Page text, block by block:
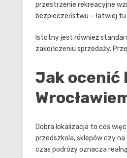
przestrzenie rekreacyjne
bezpieczeństwu – łatwiej tu
Istotny jest również
zakończeniu sprzedaży.
Jak ocenić
Dobra lokalizacja to coś
przedszkola, sklepów czy
czas podróży oznacza